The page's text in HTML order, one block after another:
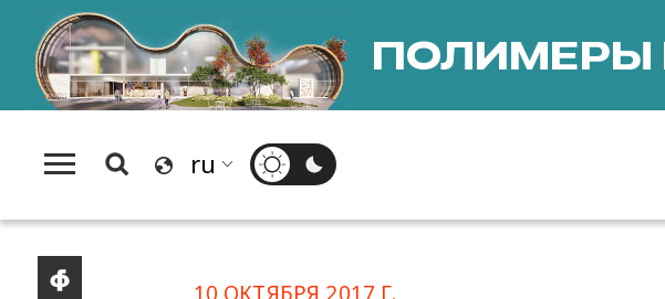
ПОЛИМЕРЫ
10 ОКТЯБРЯ 2017 Г.